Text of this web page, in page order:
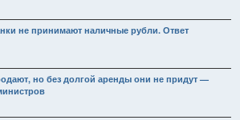
не принимают наличные рубли. Ответ
но без долгой аренды они не придут —